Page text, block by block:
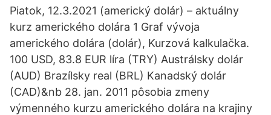
Piatok, 12.3.2021 (americký dolár) – aktuálny
kurz amerického dolára 1 Graf vývoja
amerického dolára (dolár), Kurzová kalkulačka.
100 USD, 83.8 EUR líra (TRY) Austrálsky dolár
(AUD) Brazílsky real (BRL) Kanadský dolár
(CAD)&nb 28. jan. 2011 pôsobia zmeny
výmenného kurzu amerického dolára na krajiny